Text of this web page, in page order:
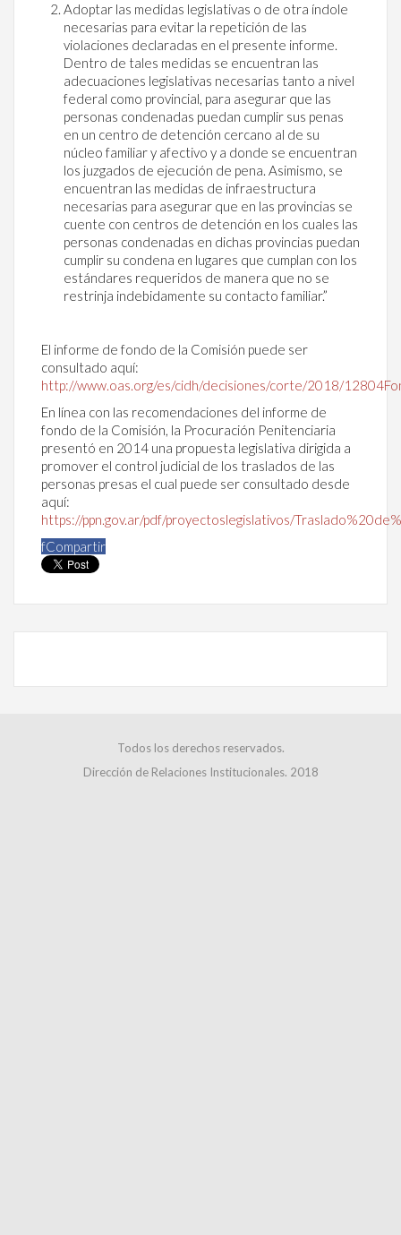
Adoptar las medidas legislativas o de otra índole
necesarias para evitar la repetición de las
violaciones declaradas en el presente informe.
Dentro de tales medidas se encuentran las
adecuaciones legislativas necesarias tanto a nivel
federal como provincial, para asegurar que las
personas condenadas puedan cumplir sus penas
en un centro de detención cercano al de su
núcleo familiar y afectivo y a donde se encuentran
los juzgados de ejecución de pena. Asimismo, se
encuentran las medidas de infraestructura
necesarias para asegurar que en las provincias se
cuente con centros de detención en los cuales las
personas condenadas en dichas provincias puedan
cumplir su condena en lugares que cumplan con los
estándares requeridos de manera que no se
restrinja indebidamente su contacto familiar.”
El informe de fondo de la Comisión puede ser
consultado aquí:
http://www.oas.org/es/cidh/decisiones/corte/2018/
En línea con las recomendaciones del informe de
fondo de la Comisión, la Procuración Penitenciaria
presentó en 2014 una propuesta legislativa dirigida a
promover el control judicial de los traslados de las
personas presas el cual puede ser consultado desde
aquí:
https://ppn.gov.ar/pdf/proyectoslegislativos/
fCompartir
Todos los derechos reservados.
Dirección de Relaciones Institucionales. 2018